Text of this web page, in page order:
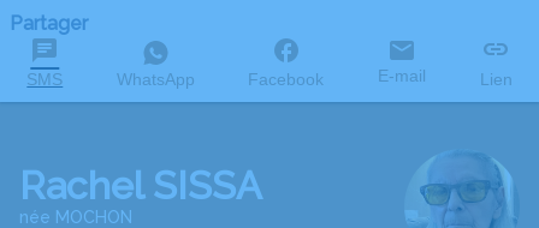
Partager
SMS WhatsApp Facebook E-mail Lien
Rachel SISSA
née MOCHON